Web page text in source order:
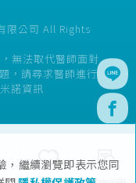
，繼續瀏覽即表示您同
限公司 All Rights
無法取代醫師面對
，請尋求醫師進行
諾資訊